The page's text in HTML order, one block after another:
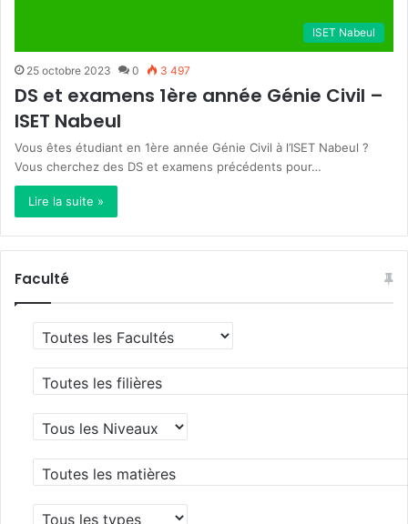
ISET Nabeul
25 octobre 2023 0 3 497
DS et examens 1ère année Génie Civil –
ISET Nabeul
Vous êtes étudiant en 1ère année Génie Civil à l’ISET Nabeul ?
Vous cherchez des DS et examens précédents pour…
Lire la suite »
Faculté